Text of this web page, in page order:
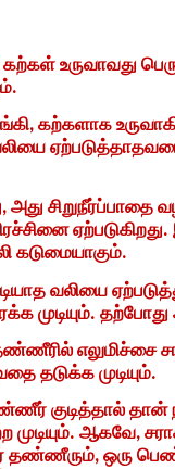
உருவாவது
, கற்களாக
, அது சிறுநீர்ப்பாதை
ஏற்படுகிறது.
கடுமையாகும்.
வலியை
முடியும்.
எலுமிச்சை
தடுக்க முடியும்.
குடித்தால் தான்
ஆகவே,
தண்ணீரும், ஒரு